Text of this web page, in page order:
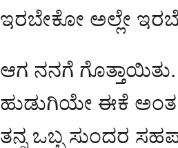
ಇರಬೇಕೋ ಅಲ್ಲೇ
ಆಗ ನನಗೆ
ಹುಡುಗಿಯೇ ಈಕೆ ಅಂತ.
ತನ್ನ ಒಬ್ಬ ಸುಂದರ